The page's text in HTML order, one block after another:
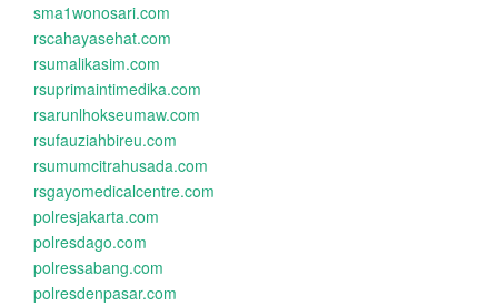
sma1wonosari.com
rscahayasehat.com
rsumalikasim.com
rsuprimaintimedika.com
rsarunlhokseumaw.com
rsufauziahbireu.com
rsumumcitrahusada.com
rsgayomedicalcentre.com
polresjakarta.com
polresdago.com
polressabang.com
polresdenpasar.com